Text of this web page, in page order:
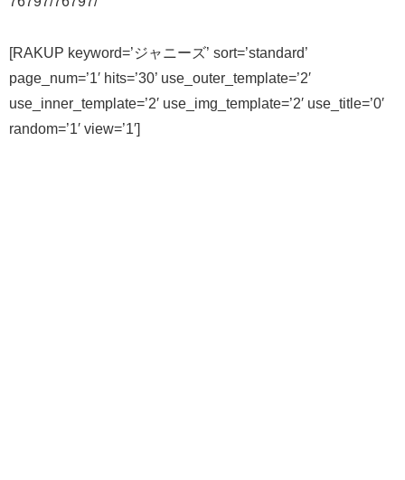
[RAKUP keyword=’ジャニーズ’ sort=’standard’
page_num=’1′ hits=’30’ use_outer_template=’2′
use_inner_template=’2′ use_img_template=’2′ use_title=’0′
random=’1′ view=’1′]